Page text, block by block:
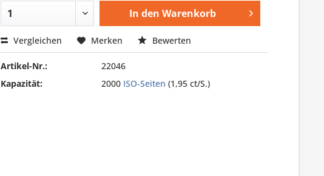
In den Warenkorb
Vergleichen Merken Bewerten
Artikel-Nr.:
22046
Kapazität:
2000 ISO-Seiten (1,95 ct/S.)